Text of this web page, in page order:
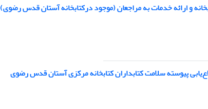
و ارائه خدمات به مراجعان (موجود درکتابخانه آستان قدس رضوی)
پیوسته سلامت کتابداران کتابخانه مرکزی آستان قدس رضوی